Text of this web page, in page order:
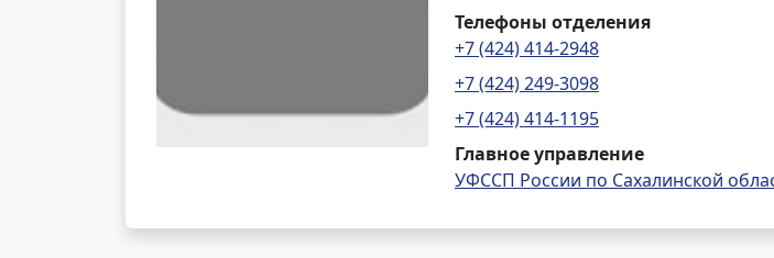
Телефоны отделения
+7 (424) 414-2948
+7 (424) 249-3098
+7 (424) 414-1195
Главное управление
УФССП России по Сахалинской